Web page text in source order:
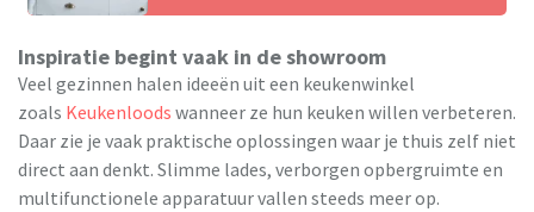
Inspiratie begint vaak in de showroom
Veel gezinnen halen ideeën uit een keukenwinkel
zoals Keukenloods wanneer ze hun keuken willen verbeteren.
Daar zie je vaak praktische oplossingen waar je thuis zelf niet
direct aan denkt. Slimme lades, verborgen opbergruimte en
multifunctionele apparatuur vallen steeds meer op.